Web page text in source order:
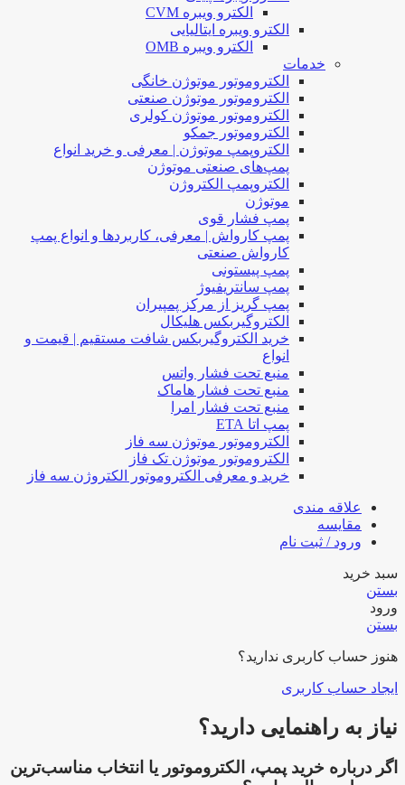
الکترو ویبره CVM
الکترو ویبره ایتالیایی
الکترو ویبره OMB
خدمات
الکتروموتور موتوژن خانگی
الکتروموتور موتوژن صنعتی
الکتروموتور موتوژن کولری
الکتروموتور جمکو
الکتروپمپ موتوژن | معرفی و خرید انواع
پمپ‌های صنعتی موتوژن
الکتروپمپ الکتروژن
موتوژن
پمپ فشار قوی
پمپ کارواش | معرفی، کاربردها و انواع پمپ
کارواش صنعتی
پمپ پیستونی
پمپ سانتریفیوژ
پمپ گریز از مرکز پمپیران
الکتروگیربکس هلیکال
خرید الکتروگیربکس شافت مستقیم | قیمت و
انواع
منبع تحت فشار واتس
منبع تحت فشار هاماک
منبع تحت فشار امرا
پمپ اتا ETA
الکتروموتور موتوژن سه فاز
الکتروموتور موتوژن تک فاز
خرید و معرفی الکتروموتور الکتروژن سه فاز
علاقه مندی
مقایسه
ورود / ثبت نام
سبد خرید
بستن
ورود
بستن
هنوز حساب کاربری ندارید؟
ایجاد حساب کاربری
نیاز به راهنمایی دارید؟
اگر درباره خرید پمپ، الکتروموتور یا انتخاب مناسب‌ترین